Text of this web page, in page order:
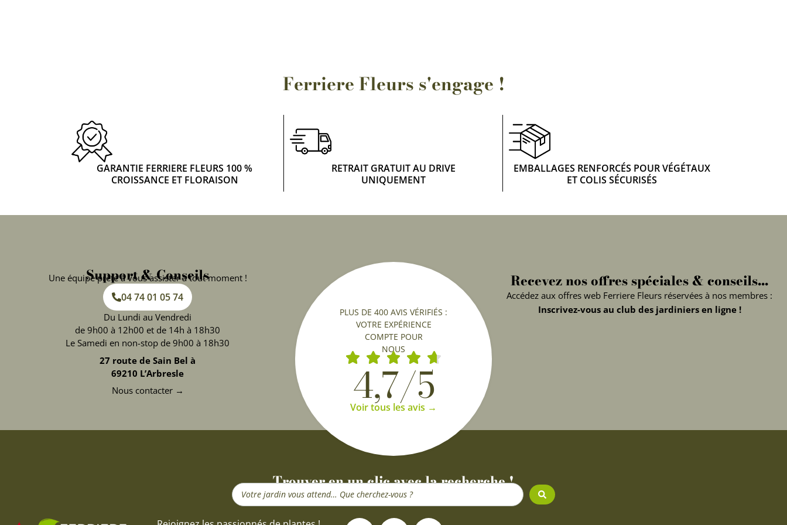
Bulbes du Potager
Ferriere Fleurs s'engage !
GARANTIE FERRIERE FLEURS 100 %
CROISSANCE ET FLORAISON
RETRAIT GRATUIT AU DRIVE
UNIQUEMENT
EMBALLAGES RENFORCÉS POUR VÉGÉTAUX
ET COLIS SÉCURISÉS
Support & Conseils
Une équipe prête à vous assister à tout moment !
04 74 01 05 74
Du Lundi au Vendredi
de 9h00 à 12h00 et de 14h à 18h30
Le Samedi en non-stop de 9h00 à 18h30
27 route de Sain Bel à
69210 L’Arbresle
Nous contacter →
PLUS DE 400 AVIS VÉRIFIÉS :
VOTRE EXPÉRIENCE
COMPTE POUR
NOUS
4,7/5
Voir tous les avis →
Recevez nos offres spéciales & conseils...
Accédez aux offres web Ferriere Fleurs réservées à nos membres :
Inscrivez-vous au club des jardiniers en ligne !
Trouver en un clic avec la recherche !
Search
...